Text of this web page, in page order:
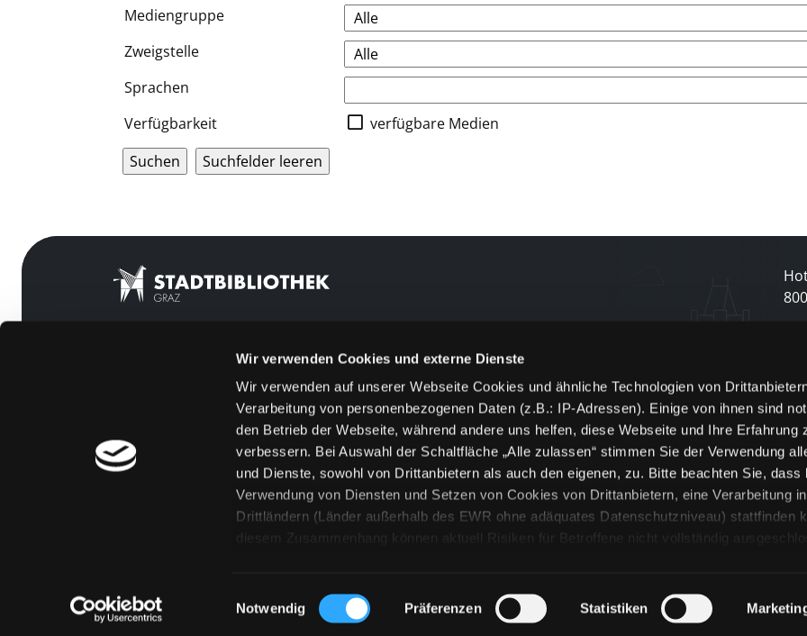
Wir verwenden Cookies und externe Dienste
Wir verwenden auf unserer Webseite Cookies und ähnliche Technologien von
Verarbeitung von personenbezogenen Daten (z.B.: IP-Adressen). Einige von ihnen sind
den Betrieb der Webseite, während andere uns helfen, diese Webseite und Ihre Erfahrung
verbessern. Bei Auswahl der Schaltfläche „Alle zulassen“ stimmen Sie der Verwendung
und Dienste, sowohl von Drittanbietern als auch den eigenen, zu. Bitte beachten Sie, dass
Verwendung von Diensten und Setzen von Cookies von Drittanbietern, eine Verarbeitung
Drittländern (Länder außerhalb des EWR ohne adäquates Datenschutzniveau) stattfinden
diesem Zusammenhang können aktuell Risiken für Betroffene nicht vollständig
„Details zeigen“ finden Sie Erklärungen zu den verschiedenen Kategorien von Cookies und
Technologien. Selbstverständlich können Sie über unsere „Cookie-Einstellungen“ unter
Einwilligungsauswahl
Notwendig Präferenzen Statistiken
Mediengruppe
Zweigstelle
Sprachen
Verfügbarkeit
verfügbare Medien
800
[kju:b]
Feedback
Kontakt
Über uns
Jobs
Medienwunsch
FAQs